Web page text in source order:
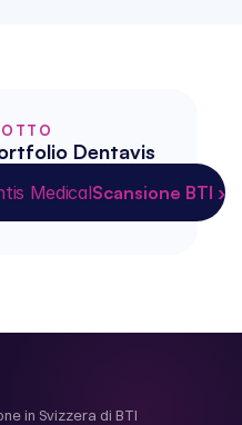
Dentavis
MedicalScansione BTI ›
in Svizzera di BTI